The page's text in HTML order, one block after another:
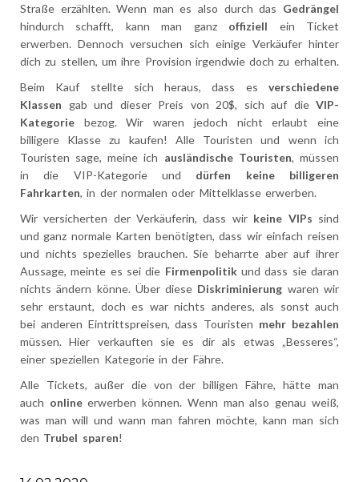
Straße erzählten. Wenn man es also durch das Gedrängel
hindurch schafft, kann man ganz offiziell ein Ticket
erwerben. Dennoch versuchen sich einige Verkäufer hinter
dich zu stellen, um ihre Provision irgendwie doch zu erhalten.
Beim Kauf stellte sich heraus, dass es verschiedene
Klassen gab und dieser Preis von 20$, sich auf die VIP-
Kategorie bezog. Wir waren jedoch nicht erlaubt eine
billigere Klasse zu kaufen! Alle Touristen und wenn ich
Touristen sage, meine ich ausländische Touristen, müssen
in die VIP-Kategorie und dürfen keine billigeren
Fahrkarten, in der normalen oder Mittelklasse erwerben.
Wir versicherten der Verkäuferin, dass wir keine VIPs sind
und ganz normale Karten benötigten, dass wir einfach reisen
und nichts spezielles brauchen. Sie beharrte aber auf ihrer
Aussage, meinte es sei die Firmenpolitikund dass sie daran
nichts ändern könne. Über diese Diskriminierung waren wir
sehr erstaunt, doch es war nichts anderes, als sonst auch
bei anderen Eintrittspreisen, dass Touristen mehr bezahlen
müssen. Hier verkauften sie es dir als etwas „Besseres“,
einer speziellen Kategorie in der Fähre.
Alle Tickets, außer die von der billigen Fähre, hätte man
auch onlineerwerben können. Wenn man also genau weiß,
was man will und wann man fahren möchte, kann man sich
den Trubel sparen!